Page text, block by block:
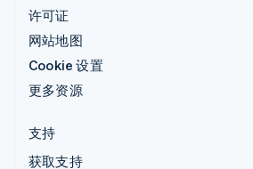
许可证
网站地图
Cookie 设置
更多资源
支持
获取支持